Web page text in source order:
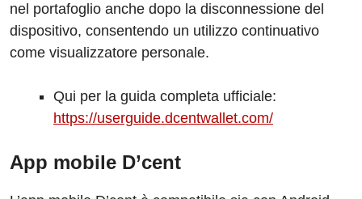
nel portafoglio anche dopo la disconnessione del
dispositivo, consentendo un utilizzo continuativo
come visualizzatore personale.
Qui per la guida completa ufficiale:
https://userguide.dcentwallet.com/
App mobile D’cent